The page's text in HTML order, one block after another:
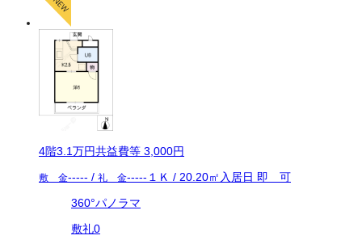
4階3.1万円共益費等 3,000円
敷 金----- / 礼 金----- １Ｋ / 20.20㎡ 入居日 即 可
360°パノラマ
敷礼0